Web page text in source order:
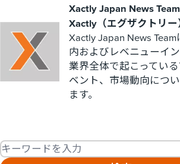
Xactly Japan News Team
Xactly（エグザクトリ
Xactly Japan News
内およびレベニューイ
業界全体で起こってい
ベント、市場動向につ
ます。
Fulltext search